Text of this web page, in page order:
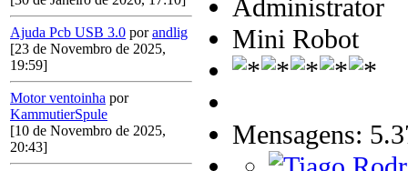
Ajuda Pcb USB 3.0 porandlig
[23 de Novembro de 2025,
19:59]
Motor ventoinha por
KammutierSpule
[10 de Novembro de 2025,
20:43]
Administrator
Mini Robot
Mensagens: